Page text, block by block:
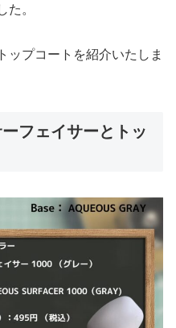
た。
ップコートを紹介いたしま
フェイサーとトッ